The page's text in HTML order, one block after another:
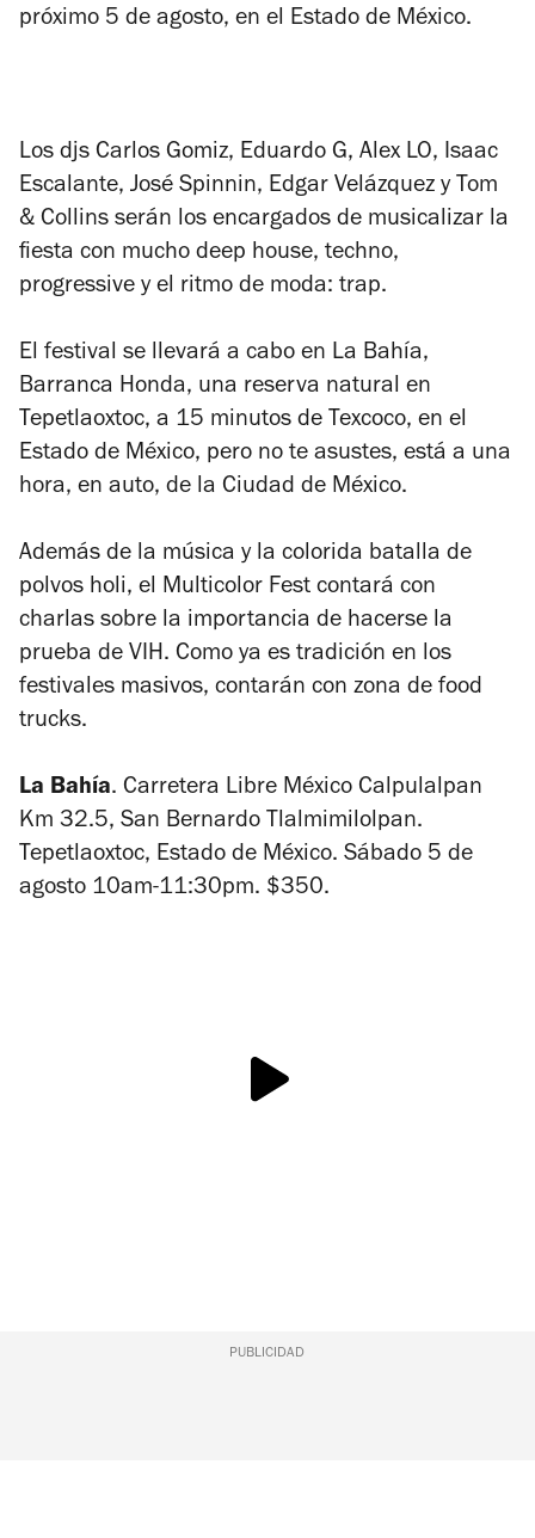
próximo 5 de agosto, en el Estado de México.
Los djs Carlos Gomiz, Eduardo G, Alex LO, Isaac
Escalante, José Spinnin, Edgar Velázquez y Tom
& Collins serán los encargados de musicalizar la
fiesta con mucho deep house, techno,
progressive y el ritmo de moda: trap.
El festival se llevará a cabo en La Bahía,
Barranca Honda, una reserva natural en
Tepetlaoxtoc, a 15 minutos de Texcoco, en el
Estado de México, pero no te asustes, está a una
hora, en auto, de la Ciudad de México.
Además de la música y la colorida batalla de
polvos holi, el Multicolor Fest contará con
charlas sobre la importancia de hacerse la
prueba de VIH. Como ya es tradición en los
festivales masivos, contarán con zona de food
trucks.
La Bahía. Carretera Libre México Calpulalpan
Km 32.5, San Bernardo Tlalmimilolpan.
Tepetlaoxtoc, Estado de México. Sábado 5 de
agosto 10am-11:30pm. $350.
PUBLICIDAD